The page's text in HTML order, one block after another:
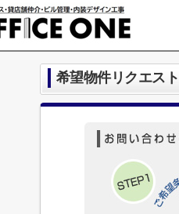
希望物件リクエスト